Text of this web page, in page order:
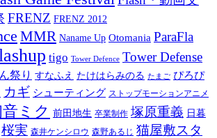
FRENZ FRENZ 2012
MMR Naname Up Otomania ParaFla
tigo Tower Defence Tower Defense
祭り すなふえ たけはらみのる たまご ぴろぴ
カギ シューティング ストップモーションアニメ
ミク 前田地生 卒業制作 塚原重義 日暮
桜実 森井ケンシロウ 森野あるじ 猫屋敷スタ